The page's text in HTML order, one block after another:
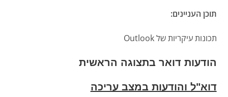
תוכן העניינים:
תכונות עיקריות של Outlook
הודעות דואר בתצוגה הראשית
דוא"ל והודעות במצב עריכה